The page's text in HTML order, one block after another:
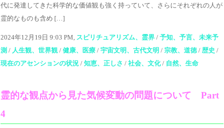
代に発達してきた科学的な価値観も強く持っていて、さらにそれぞれの人が
霊的なものも含め […]
2024年12月19日 9:03 PM, スピリチュアリズム、霊界 / 予知、予言、未来予
測 / 人生観、世界観 / 健康、医療 / 宇宙文明、古代文明 / 宗教、道徳 / 歴史 /
現在のアセンションの状況 / 知恵、正しさ / 社会、文化/ 自然、生命
霊的な観点から見た気候変動の問題について Part
4